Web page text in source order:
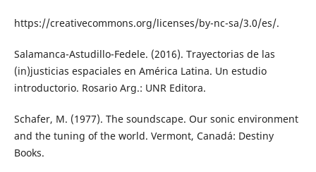
https://creativecommons.org/licenses/by-nc-sa/3.0/es/.
Salamanca-Astudillo-Fedele. (2016). Trayectorias de las
(in)justicias espaciales en América Latina. Un estudio
introductorio. Rosario Arg.: UNR Editora.
Schafer, M. (1977). The soundscape. Our sonic environment
and the tuning of the world. Vermont, Canadá: Destiny
Books.